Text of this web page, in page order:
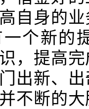
自身的
个新的
，提高
出新、
不断的